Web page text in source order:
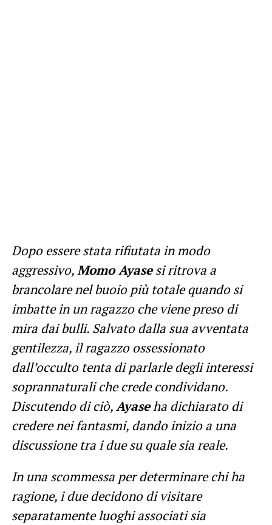
Dopo essere stata rifiutata in modo
aggressivo,Momo Ayasesi ritrova a
brancolare nel buoio più totale quando si
imbatte in un ragazzo che viene preso di
mira dai bulli. Salvato dalla sua avventata
gentilezza, il ragazzo ossessionato
dall’occulto tenta di parlarle degli interessi
soprannaturali che crede condividano.
Discutendo di ciò,Ayaseha dichiarato di
credere nei fantasmi, dando inizio a una
discussione tra i due su quale sia reale.
In una scommessa per determinare chi ha
ragione, i due decidono di visitare
separatamente luoghi associati sia